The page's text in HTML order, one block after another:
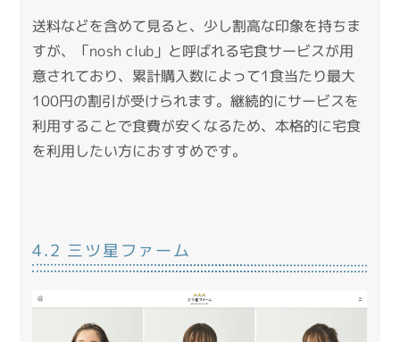
送料などを含めて見ると、少し割高な印象を持ちま
すが、「nosh club」と呼ばれる宅食サービスが用
意されており、累計購入数によって1食当たり最大
100円の割引が受けられます。継続的にサービスを
利用することで食費が安くなるため、本格的に宅食
を利用したい方におすすめです。
4.2 三ツ星ファーム